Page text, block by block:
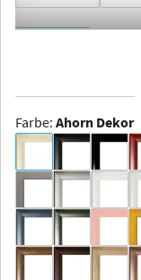
Dakota -
Rahmenloser
Aluminium
Farbe: Ahorn Dekor